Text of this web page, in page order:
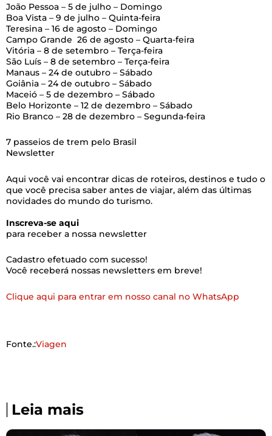
João Pessoa – 5 de julho – Domingo
Boa Vista – 9 de julho – Quinta-feira
Teresina – 16 de agosto – Domingo
Campo Grande 26 de agosto – Quarta-feira
Vitória – 8 de setembro – Terça-feira
São Luís – 8 de setembro – Terça-feira
Manaus – 24 de outubro – Sábado
Goiânia – 24 de outubro – Sábado
Maceió – 5 de dezembro – Sábado
Belo Horizonte – 12 de dezembro – Sábado
Rio Branco – 28 de dezembro – Segunda-feira
7 passeios de trem pelo Brasil
Newsletter
Aqui você vai encontrar dicas de roteiros, destinos e tudo o
que você precisa saber antes de viajar, além das últimas
novidades do mundo do turismo.
Inscreva-se aqui
para receber a nossa newsletter
Cadastro efetuado com sucesso!
Você receberá nossas newsletters em breve!
Clique aqui para entrar em nosso canal no WhatsApp
Fonte.:Viagen
Leia mais